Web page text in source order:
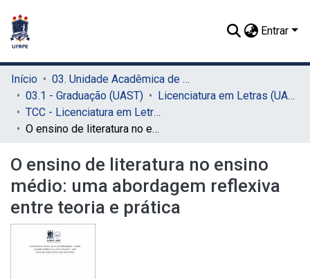
Entrar
Início
03. Unidade Acadêmica de Serra Talhada (UAST)
03.1 - Graduação (UAST)
Licenciatura em Letras (UAST)
TCC - Licenciatura em Letras (UAST)
O ensino de literatura no ensino médio: uma abordagem reflexiva entre teoria e prática
O ensino de literatura no ensino
médio: uma abordagem reflexiva
entre teoria e prática